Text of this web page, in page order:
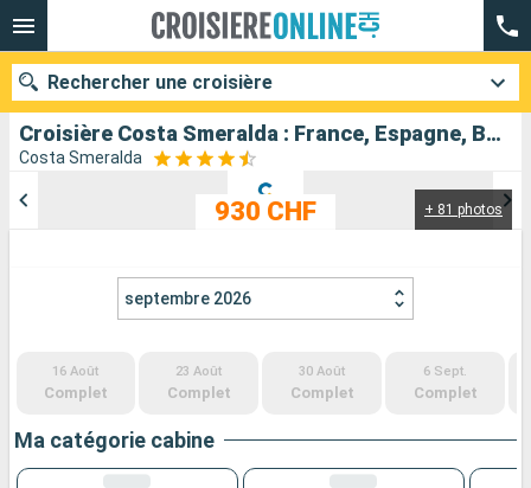
Croisière Costa Smeralda : France, Espagne, Baléares, Italie au départ de Marseille
Costa Smeralda
+ 81 photos
930 CHF
septembre 2026
16 Août
Complet
23 Août
Complet
30 Août
Complet
6 Sept.
Complet
Ma catégorie cabine
Rechercher une croisière
Compagnies
Rechercher